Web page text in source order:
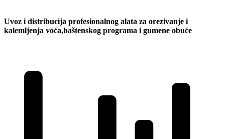
Uvoz i distribucija profesionalnog alata za orezivanje i
kalemljenja voća,baštenskog programa i gumene obuće